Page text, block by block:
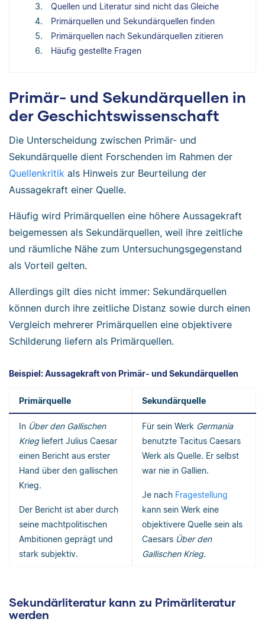
Quellen und Literatur sind nicht das Gleiche
Primärquellen und Sekundärquellen finden
Primärquellen nach Sekundärquellen zitieren
Häufig gestellte Fragen
Primär- und Sekundärquellen in
der Geschichtswissenschaft
Die Unterscheidung zwischen Primär- und
Sekundärquelle dient Forschenden im Rahmen der
Quellenkritik als Hinweis zur Beurteilung der
Aussagekraft einer Quelle.
Häufig wird Primärquellen eine höhere Aussagekraft
beigemessen als Sekundärquellen, weil ihre zeitliche
und räumliche Nähe zum Untersuchungsgegenstand
als Vorteil gelten.
Allerdings gilt dies nicht immer: Sekundärquellen
können durch ihre zeitliche Distanz sowie durch einen
Vergleich mehrerer Primärquellen eine objektivere
Schilderung liefern als Primärquellen.
Beispiel: Aussagekraft von Primär- und Sekundärquellen
Primärquelle Sekundärquelle
In Über den Gallischen
Kriegliefert Julius Caesar
einen Bericht aus erster
Hand über den gallischen
Krieg.
Der Bericht ist aber durch
seine machtpolitischen
Ambitionen geprägt und
stark subjektiv.
Für sein Werk Germania
benutzte Tacitus Caesars
Werk als Quelle. Er selbst
war nie in Gallien.
Je nach Fragestellung
kann sein Werk eine
objektivere Quelle sein als
Caesars Über den
Gallischen Krieg.
Sekundärliteratur kann zu Primärliteratur
werden